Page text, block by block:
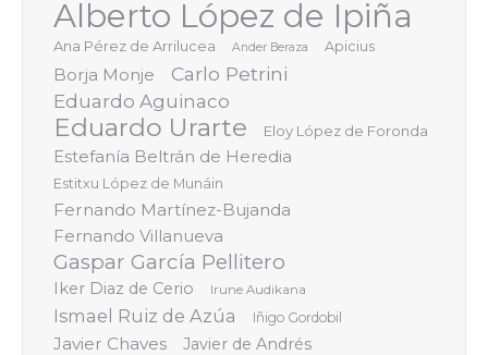
Alberto López de Ipiña
Ana Pérez de Arrilucea Ander Beraza Apicius
Borja Monje Carlo Petrini
Eduardo Aguinaco
Eduardo Urarte Eloy López de Foronda
Estefanía Beltrán de Heredia
Estitxu López de Munáin
Fernando Martínez-Bujanda
Fernando Villanueva
Gaspar García Pellitero
Iker Diaz de Cerio Irune Audikana
Ismael Ruiz de Azúa Iñigo Gordobil
Javier Chaves Javier de Andrés